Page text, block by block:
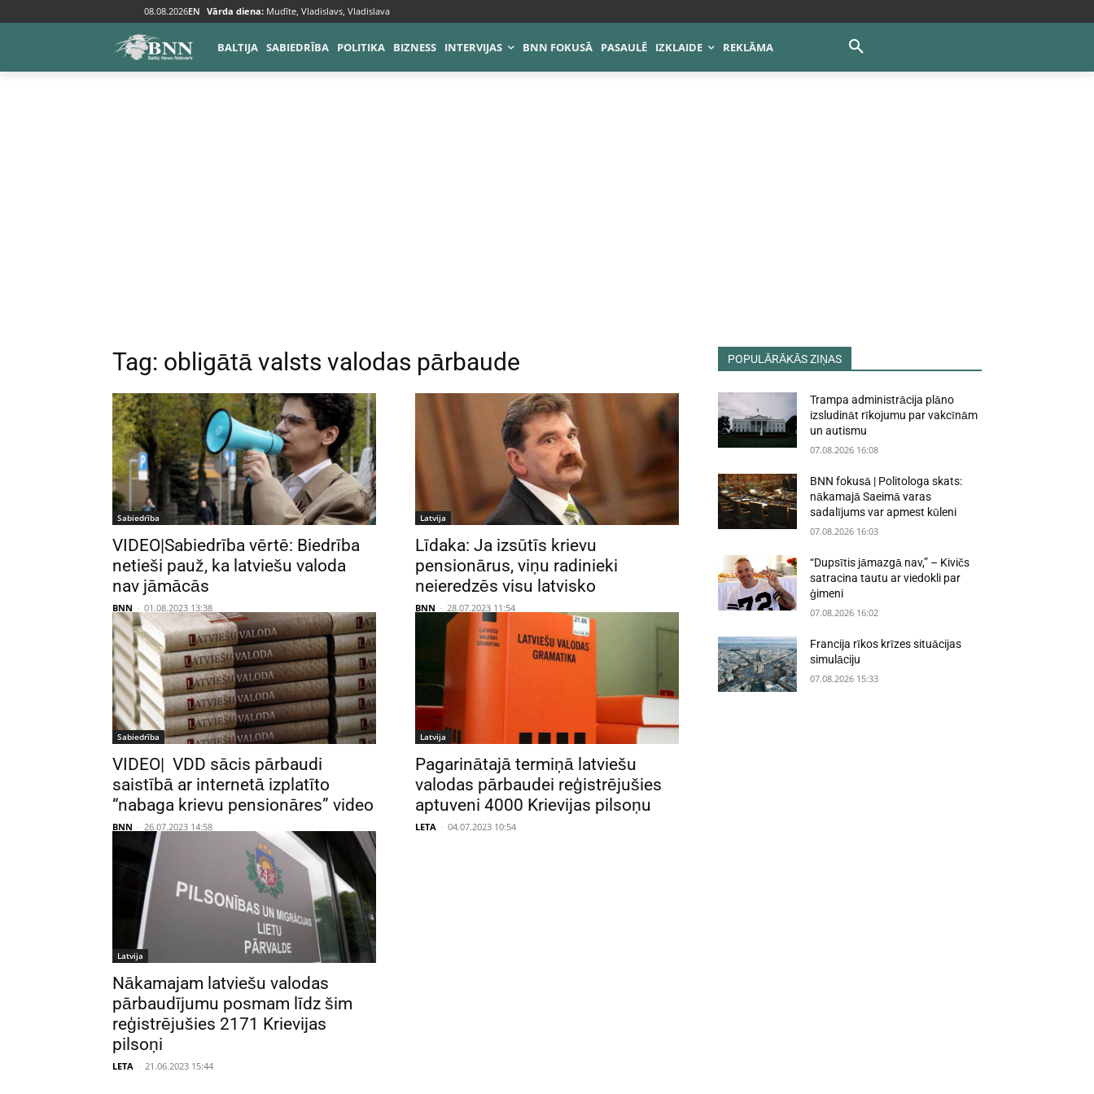
08.08.2026EN Vārda diena: Mudīte, Vladislavs, Vladislava
BALTIJA SABIEDRĪBA POLITIKA BIZNESS INTERVIJAS BNN FOKUSĀ PASAULĒ IZKLAIDE REKLĀMA
Tags Obligātā valsts valodas pārbaude
Tag: obligātā valsts valodas pārbaude
Sabiedrība
VIDEO|Sabiedrība vērtē: Biedrība
netieši pauž, ka latviešu valoda
nav jāmācās
BNN - 01.08.2023 13:38
Latvija
Līdaka: Ja izsūtīs krievu
pensionārus, viņu radinieki
neieredzēs visu latvisko
BNN - 28.07.2023 11:54
Sabiedrība
VIDEO| VDD sācis pārbaudi
saistībā ar internetā izplatīto
“nabaga krievu pensionāres” video
BNN - 26.07.2023 14:58
Latvija
Pagarinātajā termiņā latviešu
valodas pārbaudei reģistrējušies
aptuveni 4000 Krievijas pilsoņu
LETA - 04.07.2023 10:54
Latvija
Nākamajam latviešu valodas
pārbaudījumu posmam līdz šim
reģistrējušies 2171 Krievijas
pilsoņi
LETA - 21.06.2023 15:44
POPULĀRĀKĀS ZIŅAS
Trampa administrācija plāno
izsludināt rīkojumu par vakcīnām
un autismu
07.08.2026 16:08
BNN fokusā | Politologa skats:
nākamajā Saeimā varas
sadalījums var apmest kūleni
07.08.2026 16:03
“Dupsītis jāmazgā nav,” – Kivičs
satracina tautu ar viedokli par
ģimeni
07.08.2026 16:02
Francija rīkos krīzes situācijas
simulāciju
07.08.2026 15:33